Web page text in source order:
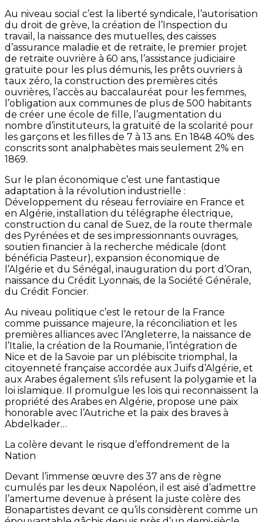
Au niveau social c’est la liberté syndicale, l’autorisation
du droit de grève, la création de l’Inspection du
travail, la naissance des mutuelles, des caisses
d’assurance maladie et de retraite, le premier projet
de retraite ouvrière à 60 ans, l’assistance judiciaire
gratuite pour les plus démunis, les prêts ouvriers à
taux zéro, la construction des premières cités
ouvrières, l’accès au baccalauréat pour les femmes,
l’obligation aux communes de plus de 500 habitants
de créer une école de fille, l’augmentation du
nombre d’instituteurs, la gratuité de la scolarité pour
les garçons et les filles de 7 à 13 ans. En 1848 40% des
conscrits sont analphabètes mais seulement 2% en
1869.
Sur le plan économique c’est une fantastique
adaptation à la révolution industrielle :
Développement du réseau ferroviaire en France et
en Algérie, installation du télégraphe électrique,
construction du canal de Suez, de la route thermale
des Pyrénées et de ses impressionnants ouvrages,
soutien financier à la recherche médicale (dont
bénéficia Pasteur), expansion économique de
l’Algérie et du Sénégal, inauguration du port d’Oran,
naissance du Crédit Lyonnais, de la Société Générale,
du Crédit Foncier.
Au niveau politique c’est le retour de la France
comme puissance majeure, la réconciliation et les
premières alliances avec l’Angleterre, la naissance de
l’Italie, la création de la Roumanie, l’intégration de
Nice et de la Savoie par un plébiscite triomphal, la
citoyenneté française accordée aux Juifs d’Algérie, et
aux Arabes également s’ils refusent la polygamie et la
loi islamique. Il promulgue les lois qui reconnaissent la
propriété des Arabes en Algérie, propose une paix
honorable avec l’Autriche et la paix des braves à
Abdelkader…
La colère devant le risque d’effondrement de la
Nation
Devant l’immense œuvre des 37 ans de règne
cumulés par les deux Napoléon, il est aisé d’admettre
l’amertume devenue à présent la juste colère des
Bonapartistes devant ce qu’ils considèrent comme un